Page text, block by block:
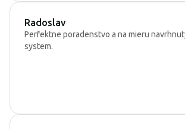
Radoslav
Perfektne poradenstvo a na mieru
system.